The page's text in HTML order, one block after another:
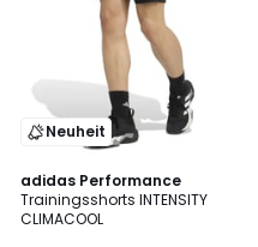
Neuheit
adidas Performance
Trainingsshorts INTENSITY
CLIMACOOL
5
/
5